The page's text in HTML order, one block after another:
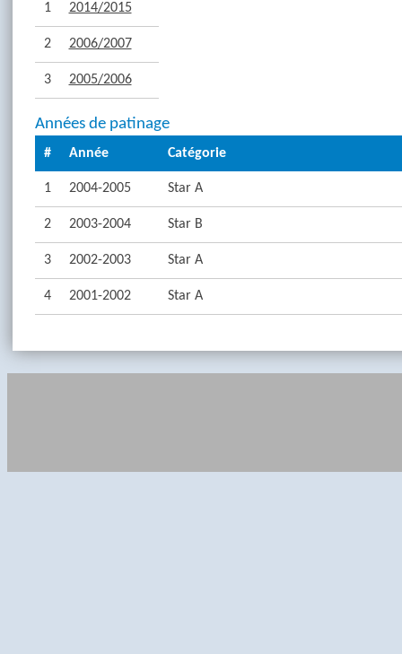
1 2014/2015
2 2006/2007
3 2005/2006
Années de patinage
# Année Catégorie
1 2004-2005 Star A
2 2003-2004 Star B
3 2002-2003 Star A
4 2001-2002 Star A